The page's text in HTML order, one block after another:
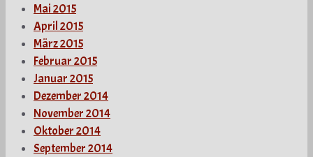
Mai 2015
April 2015
März 2015
Februar 2015
Januar 2015
Dezember 2014
November 2014
Oktober 2014
September 2014